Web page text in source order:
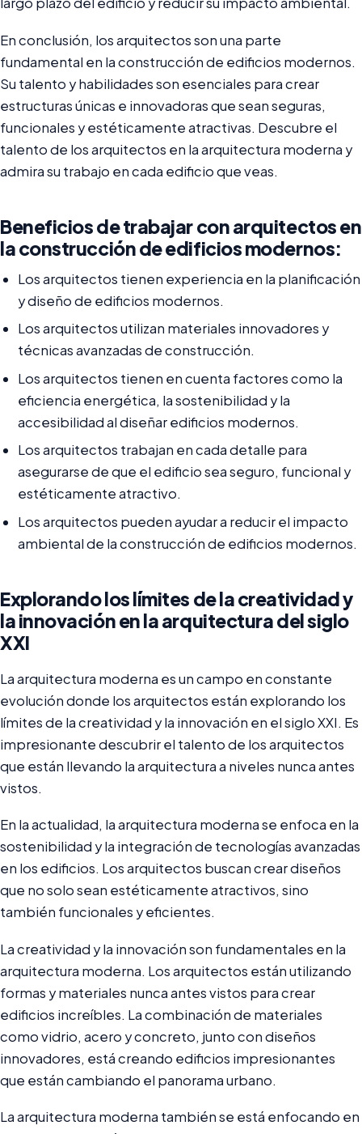
En conclusión, los arquitectos son una parte
fundamental en la construcción de edificios modernos.
Su talento y habilidades son esenciales para crear
estructuras únicas e innovadoras que sean seguras,
funcionales y estéticamente atractivas. Descubre el
talento de los arquitectos en la arquitectura moderna y
admira su trabajo en cada edificio que veas.
Beneficios de trabajar con arquitectos en
la construcción de edificios modernos:
Los arquitectos tienen experiencia en la planificación
y diseño de edificios modernos.
Los arquitectos utilizan materiales innovadores y
técnicas avanzadas de construcción.
Los arquitectos tienen en cuenta factores como la
eficiencia energética, la sostenibilidad y la
accesibilidad al diseñar edificios modernos.
Los arquitectos trabajan en cada detalle para
asegurarse de que el edificio sea seguro, funcional y
estéticamente atractivo.
Los arquitectos pueden ayudar a reducir el impacto
ambiental de la construcción de edificios modernos.
Explorando los límites de la creatividad y
la innovación en la arquitectura del siglo
XXI
La arquitectura moderna es un campo en constante
evolución donde los arquitectos están explorando los
límites de la creatividad y la innovación en el siglo XXI. Es
impresionante descubrir el talento de los arquitectos
que están llevando la arquitectura a niveles nunca antes
vistos.
En la actualidad, la arquitectura moderna se enfoca en la
sostenibilidad y la integración de tecnologías avanzadas
en los edificios. Los arquitectos buscan crear diseños
que no solo sean estéticamente atractivos, sino
también funcionales y eficientes.
La creatividad y la innovación son fundamentales en la
arquitectura moderna. Los arquitectos están utilizando
formas y materiales nunca antes vistos para crear
edificios increíbles. La combinación de materiales
como vidrio, acero y concreto, junto con diseños
innovadores, está creando edificios impresionantes
que están cambiando el panorama urbano.
La arquitectura moderna también se está enfocando en